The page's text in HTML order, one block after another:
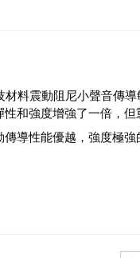
料震動阻尼小聲音傳
和強度增強了一倍，但
導性能優越，強度極